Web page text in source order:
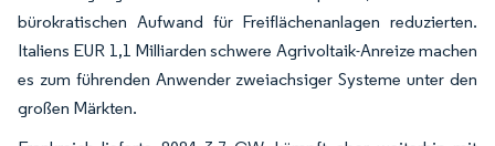
bürokratischen Aufwand für Freiflächenanlagen reduzierten.
Italiens EUR 1,1 Milliarden schwere Agrivoltaik-Anreize machen
es zum führenden Anwender zweiachsiger Systeme unter den
großen Märkten.